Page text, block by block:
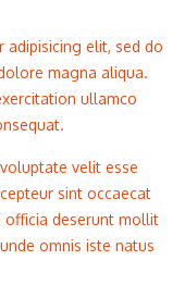
adipisicing elit, sed do
magna aliqua.
ullamco
velit esse
sint occaecat
officia deserunt mollit
omnis iste natus